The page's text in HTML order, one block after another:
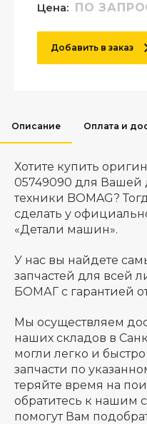
Цена: ПО
Добавить в заказ
Описание Оплата и
Хотите купить
05749090 для Вашей
техники BOMAG?
сделать у
«Детали машин».
У нас вы найдете
запчастей для всей
БОМАГ с гарантией
Мы осуществляем
наших складов в
могли легко и
запчасти по
теряйте время на
обратитесь к нашим
помогут Вам